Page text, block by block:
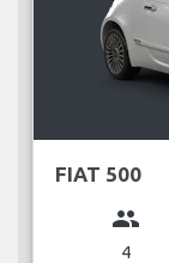
FIAT 500
group
4